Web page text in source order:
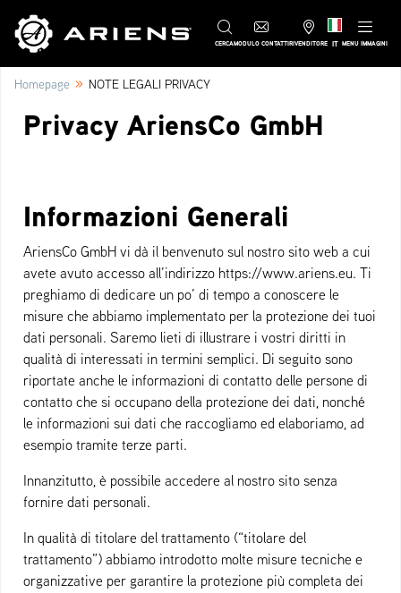
CERCAMODULO CONTATTIRIVENDITORE IT MENU IMMAGINI
Homepage » NOTE LEGALI PRIVACY
Privacy AriensCo GmbH
Informazioni Generali
AriensCo GmbH vi dà il benvenuto sul nostro sito web a cui
avete avuto accesso all’indirizzo https://www.ariens.eu. Ti
preghiamo di dedicare un po’ di tempo a conoscere le
misure che abbiamo implementato per la protezione dei tuoi
dati personali. Saremo lieti di illustrare i vostri diritti in
qualità di interessati in termini semplici. Di seguito sono
riportate anche le informazioni di contatto delle persone di
contatto che si occupano della protezione dei dati, nonché
le informazioni sui dati che raccogliamo ed elaboriamo, ad
esempio tramite terze parti.
Innanzitutto, è possibile accedere al nostro sito senza
fornire dati personali.
In qualità di titolare del trattamento (“titolare del
trattamento”) abbiamo introdotto molte misure tecniche e
organizzative per garantire la protezione più completa dei